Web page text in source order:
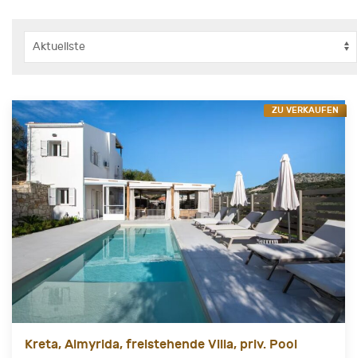
Kreta, Almyrida, freistehende Villa, priv. Pool
ZU VERKAUFEN